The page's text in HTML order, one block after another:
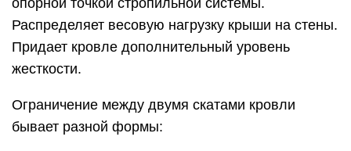
опорной точкой стропильной системы.
Распределяет весовую нагрузку крыши на стены.
Придает кровле дополнительный уровень
жесткости.
Ограничение между двумя скатами кровли
бывает разной формы: